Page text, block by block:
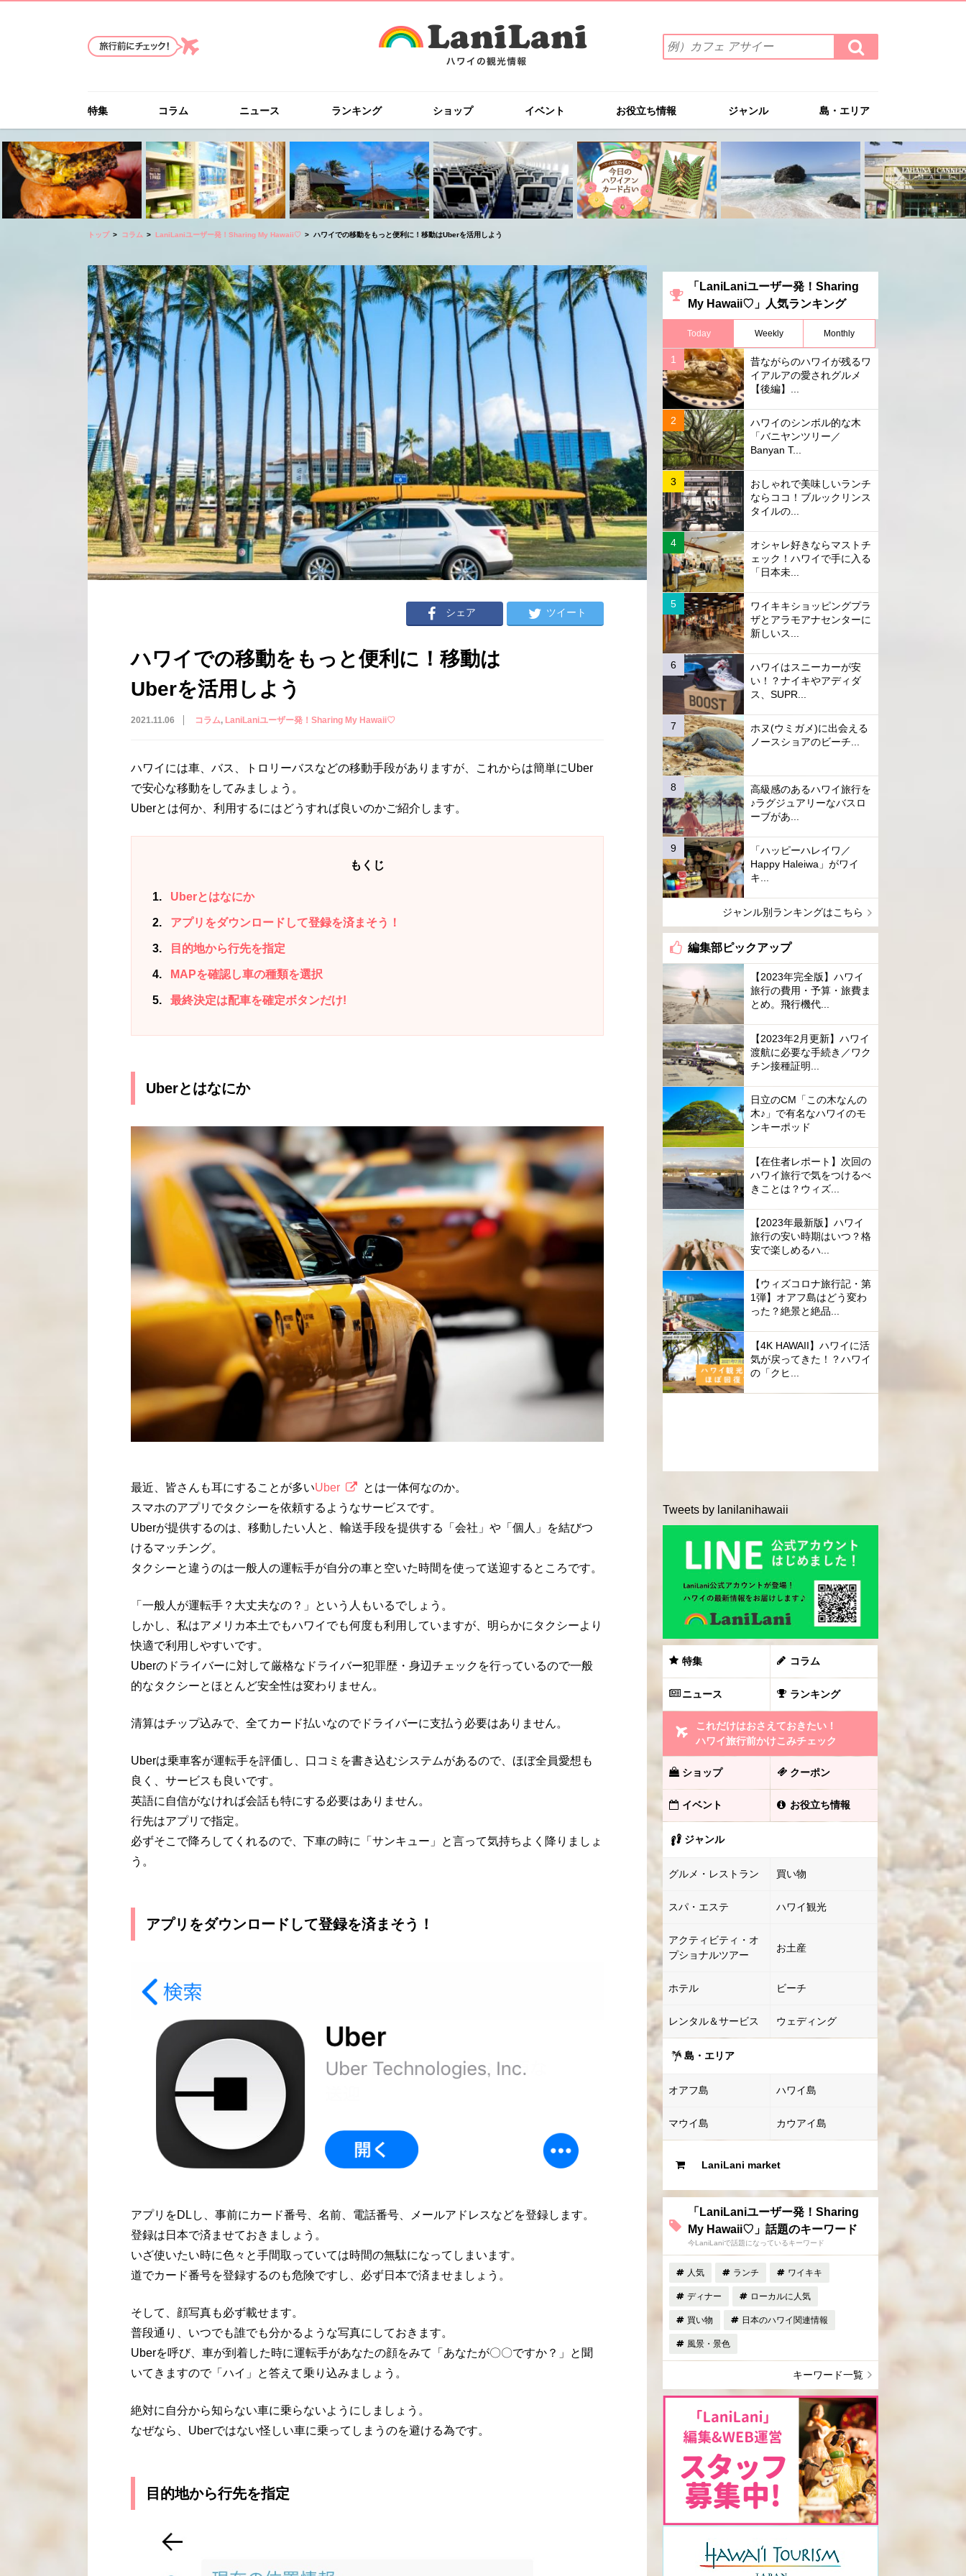
索
ワ
を
入
力
(例）
カ
フ
ェ
イ
ー
検
索
す
特集 コラム ニュース ランキング ショップ イベント お役立ち情報 ジャンル 島・エリア
トップ コラム LaniLaniユーザー発！Sharing My Hawaii♡ ハワイでの移動をもっと便利に！移動はUberを活用しよう
シェア ツイート
ハワイでの移動をもっと便利に！移動は
Uberを活用しよう
2021.11.06 コラム LaniLaniユーザー発！Sharing My Hawaii♡
ハワイには車、バス、トロリーバスなどの移動手段がありますが、これからは簡単にUber
で安心な移動をしてみましょう。
Uberとは何か、利用するにはどうすれば良いのかご紹介します。
もくじ
1 Uberとはなにか
2 アプリをダウンロードして登録を済まそう！
3 目的地から行先を指定
4 MAPを確認し車の種類を選択
5 最終決定は配車を確定ボタンだけ!
Uberとはなにか
最近、皆さんも耳にすることが多いUber
とは一体何なのか。
スマホのアプリでタクシーを依頼するようなサービスです。
Uberが提供するのは、移動したい人と、輸送手段を提供する「会社」や「個人」を結びつ
けるマッチング。
タクシーと違うのは一般人の運転手が自分の車と空いた時間を使って送迎するところです。
「一般人が運転手？大丈夫なの？」という人もいるでしょう。
しかし、私はアメリカ本土でもハワイでも何度も利用していますが、明らかにタクシーより
快適で利用しやすいです。
Uberのドライバーに対して厳格なドライバー犯罪歴・身辺チェックを行っているので一般
的なタクシーとほとんど安全性は変わりません。
清算はチップ込みで、全てカード払いなのでドライバーに支払う必要はありません。
Uberは乗車客が運転手を評価し、口コミを書き込むシステムがあるので、ほぼ全員愛想も
良く、サービスも良いです。
英語に自信がなければ会話も特にする必要はありません。
行先はアプリで指定。
必ずそこで降ろしてくれるので、下車の時に「サンキュー」と言って気持ちよく降りましょ
う。
アプリをダウンロードして登録を済まそう！
アプリをDLし、事前にカード番号、名前、電話番号、メールアドレスなどを登録します。
登録は日本で済ませておきましょう。
いざ使いたい時に色々と手間取っていては時間の無駄になってしまいます。
道でカード番号を登録するのも危険ですし、必ず日本で済ませましょう。
そして、顔写真も必ず載せます。
普段通り、いつでも誰でも分かるような写真にしておきます。
Uberを呼び、車が到着した時に運転手があなたの顔をみて「あなたが〇〇ですか？」と聞
いてきますので「ハイ」と答えて乗り込みましょう。
絶対に自分から知らない車に乗らないようにしましょう。
なぜなら、Uberではない怪しい車に乗ってしまうのを避ける為です。
目的地から行先を指定
「LaniLaniユーザー発！Sharing
My Hawaii♡」人気ランキング
Today Weekly Monthly
昔ながらのハワイが残るワ
イアルアの愛されグルメ
【後編】...
ハワイのシンボル的な木
「バニヤンツリー／
Banyan T...
おしゃれで美味しいランチ
ならココ！ブルックリンス
タイルの...
オシャレ好きならマストチ
ェック！ハワイで手に入る
「日本未...
ワイキキショッピングプラ
ザとアラモアナセンターに
新しいス...
ハワイはスニーカーが安
い！？ナイキやアディダ
ス、SUPR...
ホヌ(ウミガメ)に出会える
ノースショアのビーチ...
高級感のあるハワイ旅行を
♪ラグジュアリーなバスロ
ーブがあ...
「ハッピーハレイワ／
Happy Haleiwa」がワイ
キ...
ジャンル別ランキングはこちら
編集部ピックアップ
【2023年完全版】ハワイ
旅行の費用・予算・旅費ま
とめ。飛行機代...
【2023年2月更新】ハワイ
渡航に必要な手続き／ワク
チン接種証明...
日立のCM「この木なんの
木♪」で有名なハワイのモ
ンキーポッド
【在住者レポート】次回の
ハワイ旅行で気をつけるべ
きことは？ウィズ...
【2023年最新版】ハワイ
旅行の安い時期はいつ？格
安で楽しめるハ...
【ウィズコロナ旅行記・第
1弾】オアフ島はどう変わ
った？絶景と絶品...
【4K HAWAII】ハワイに活
気が戻ってきた！？ハワイ
の「クヒ...
Tweets by lanilanihawaii
特集 コラム
ニュース ランキング
これだけはおさえておきたい！
ハワイ旅行前かけこみチェック
ショップ クーポン
イベント お役立ち情報
ジャンル
グルメ・レストラン 買い物
スパ・エステ ハワイ観光
アクティビティ・オ
プショナルツアー
お土産
ホテル ビーチ
レンタル＆サービス ウェディング
島・エリア
オアフ島 ハワイ島
マウイ島 カウアイ島
LaniLani market
「LaniLaniユーザー発！Sharing
My Hawaii♡」話題のキーワード
今LaniLaniで話題になっているキーワード
人気 ランチ ワイキキ
ディナー ローカルに人気
買い物 日本のハワイ関連情報
風景・景色
キーワード一覧